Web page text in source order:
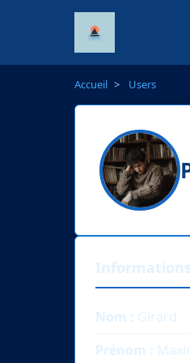
Accueil > Users
Nom : Girard
Prénom :